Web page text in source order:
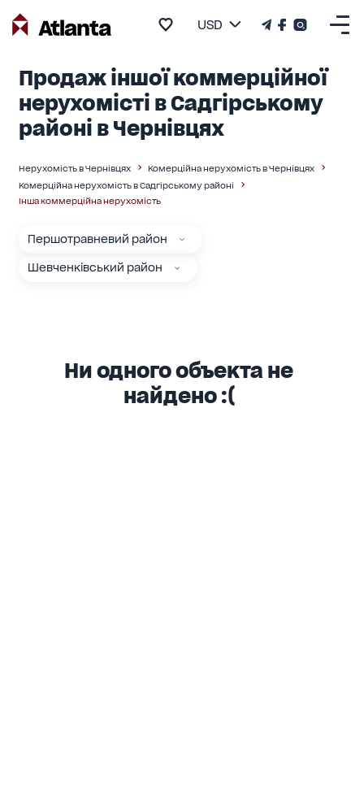
USD
Продаж іншої коммерційної
нерухомісті в Садгірському
районі в Чернівцях
Нерухомість в Чернівцях
Комерційна нерухомість в Чернівцях
Комерційна нерухомість в Садгірському районі
Інша коммерційна нерухомість
Першотравневий район
Шевченківський район
Ни одного объекта не
найдено :(